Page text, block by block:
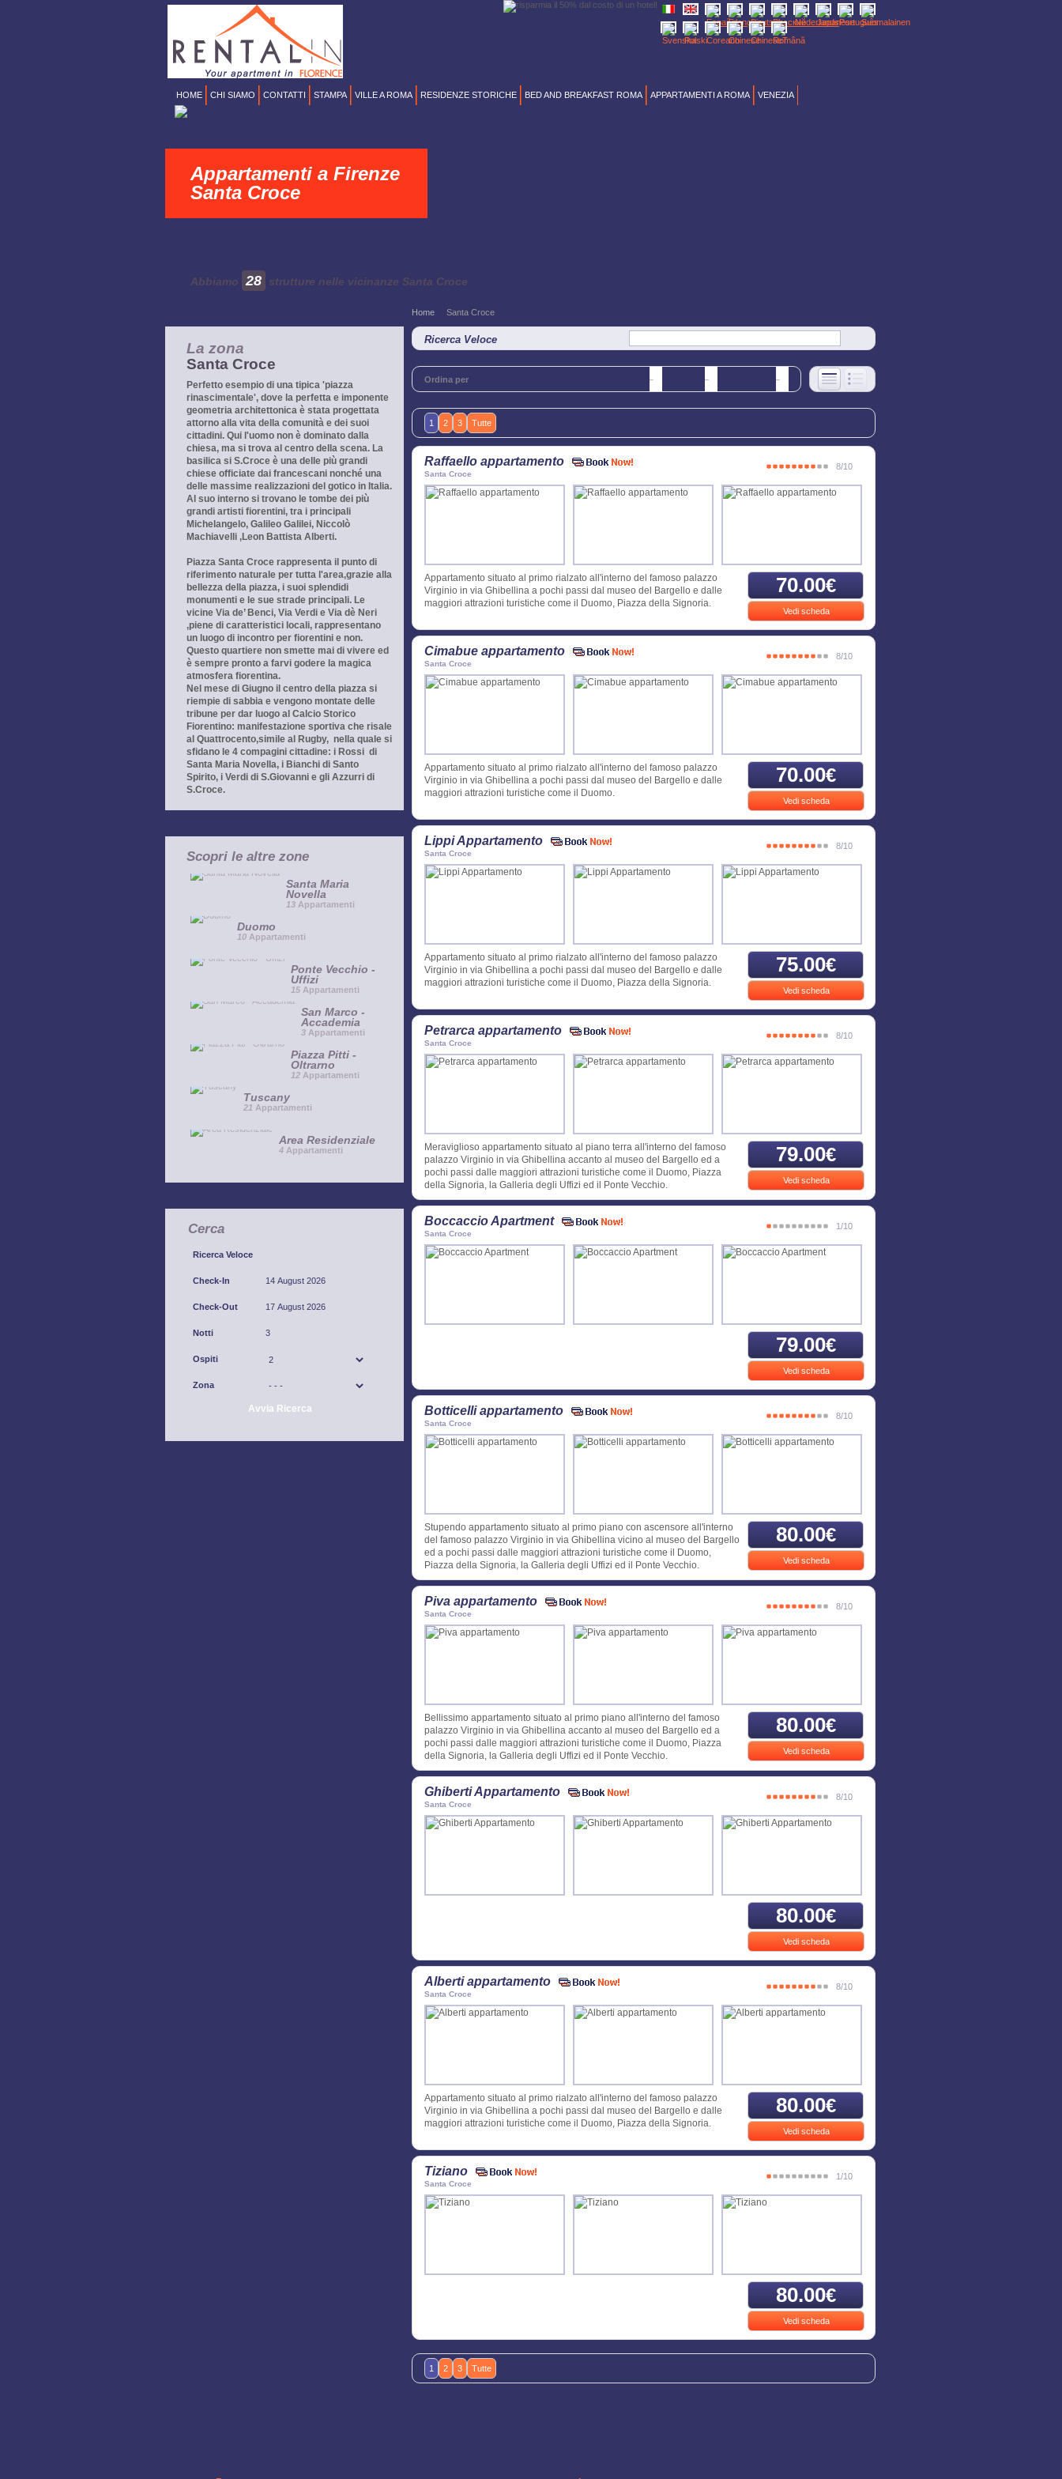
HOME CHI SIAMO CONTATTI STAMPA VILLE A ROMA RESIDENZE STORICHE BED AND BREAKFAST ROMA APPARTAMENTI A ROMA VENEZIA
Appartamenti a Firenze
Santa Croce
Abbiamo 28 strutture nelle vicinanze Santa Croce
La zona
Santa Croce
Perfetto esempio di una tipica 'piazza
rinascimentale', dove la perfetta e imponente
geometria architettonica è stata progettata
attorno alla vita della comunità e dei suoi
cittadini. Qui l'uomo non è dominato dalla
chiesa, ma si trova al centro della scena. La
basilica si S.Croce è una delle più grandi
chiese officiate dai francescani nonché una
delle massime realizzazioni del gotico in Italia.
Al suo interno si trovano le tombe dei più
grandi artisti fiorentini, tra i principali
Michelangelo, Galileo Galilei, Niccolò
Machiavelli ,Leon Battista Alberti.
Piazza Santa Croce rappresenta il punto di
riferimento naturale per tutta l'area,grazie alla
bellezza della piazza, i suoi splendidi
monumenti e le sue strade principali. Le
vicine Via de’ Benci, Via Verdi e Via dè Neri
,piene di caratteristici locali, rappresentano
un luogo di incontro per fiorentini e non.
Questo quartiere non smette mai di vivere ed
è sempre pronto a farvi godere la magica
atmosfera fiorentina.
Nel mese di Giugno il centro della piazza si
riempie di sabbia e vengono montate delle
tribune per dar luogo al Calcio Storico
Fiorentino: manifestazione sportiva che risale
al Quattrocento,simile al Rugby, nella quale si
sfidano le 4 compagini cittadine: i Rossi di
Santa Maria Novella, i Bianchi di Santo
Spirito, i Verdi di S.Giovanni e gli Azzurri di
S.Croce.
Scopri le altre zone
Santa Maria
Novella
13 Appartamenti
Duomo
10 Appartamenti
Ponte Vecchio -
Uffizi
15 Appartamenti
San Marco -
Accademia
3 Appartamenti
Piazza Pitti -
Oltrarno
12 Appartamenti
Tuscany
21 Appartamenti
Area Residenziale
4 Appartamenti
Cerca
Ricerca Veloce
Check-In
Check-Out
Notti
Ospiti
Zona
Avvia Ricerca
Home Santa Croce
Ricerca Veloce
Ordina per
1 2 3 Tutte
Raffaello appartamento
Santa Croce
8/10
Appartamento situato al primo rialzato all'interno del famoso palazzo
Virginio in via Ghibellina a pochi passi dal museo del Bargello e dalle
maggiori attrazioni turistiche come il Duomo, Piazza della Signoria.
70.00€
Vedi scheda
Cimabue appartamento
Santa Croce
8/10
Appartamento situato al primo rialzato all'interno del famoso palazzo
Virginio in via Ghibellina a pochi passi dal museo del Bargello e dalle
maggiori attrazioni turistiche come il Duomo.
70.00€
Vedi scheda
Lippi Appartamento
Santa Croce
8/10
Appartamento situato al primo rialzato all'interno del famoso palazzo
Virginio in via Ghibellina a pochi passi dal museo del Bargello e dalle
maggiori attrazioni turistiche come il Duomo, Piazza della Signoria.
75.00€
Vedi scheda
Petrarca appartamento
Santa Croce
8/10
Meraviglioso appartamento situato al piano terra all'interno del famoso
palazzo Virginio in via Ghibellina accanto al museo del Bargello ed a
pochi passi dalle maggiori attrazioni turistiche come il Duomo, Piazza
della Signoria, la Galleria degli Uffizi ed il Ponte Vecchio.
79.00€
Vedi scheda
Boccaccio Apartment
Santa Croce
1/10
79.00€
Vedi scheda
Botticelli appartamento
Santa Croce
8/10
Stupendo appartamento situato al primo piano con ascensore all'interno
del famoso palazzo Virginio in via Ghibellina vicino al museo del Bargello
ed a pochi passi dalle maggiori attrazioni turistiche come il Duomo,
Piazza della Signoria, la Galleria degli Uffizi ed il Ponte Vecchio.
80.00€
Vedi scheda
Piva appartamento
Santa Croce
8/10
Bellissimo appartamento situato al primo piano all'interno del famoso
palazzo Virginio in via Ghibellina accanto al museo del Bargello ed a
pochi passi dalle maggiori attrazioni turistiche come il Duomo, Piazza
della Signoria, la Galleria degli Uffizi ed il Ponte Vecchio.
80.00€
Vedi scheda
Ghiberti Appartamento
Santa Croce
8/10
80.00€
Vedi scheda
Alberti appartamento
Santa Croce
8/10
Appartamento situato al primo rialzato all'interno del famoso palazzo
Virginio in via Ghibellina a pochi passi dal museo del Bargello e dalle
maggiori attrazioni turistiche come il Duomo, Piazza della Signoria.
80.00€
Vedi scheda
Tiziano
Santa Croce
1/10
80.00€
Vedi scheda
1 2 3 Tutte